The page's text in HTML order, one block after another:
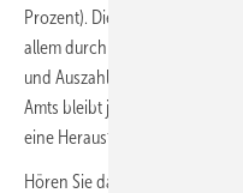
Prozent). Die mittlerweile
allem durch deutlich
und Auszahlungen von
Amts bleibt jedoch weiterhin
eine Herausforderung.
Hören Sie dazu auch